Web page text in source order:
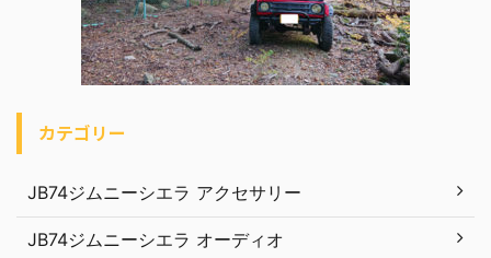
カテゴリー
JB74ジムニーシエラ アクセサリー
JB74ジムニーシエラ オーディオ